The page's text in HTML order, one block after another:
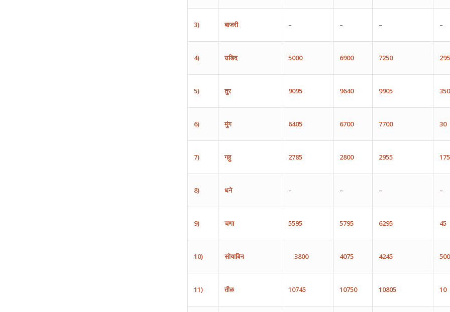
3) बाजरी – – – –
4) उडिद 5000 6900 7250 295
5) तुर 9095 9640 9905 350
6) मुंग 6405 6700 7700 30
7) गहु 2785 2800 2955 175
8) धने – – – –
9) चणा 5595 5795 6295 45
10) सोयाबिन 3800 4075 4245
11) तीळ 10745 10750 10805 10